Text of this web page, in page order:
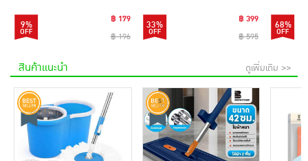
9%
฿ 179
฿ 196
33%
฿ 399
฿ 595
68%
สินค้าแนะนำ ดูเพิ่มเติม >>